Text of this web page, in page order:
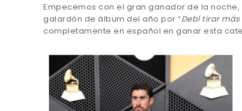
Empecemos con el gran ganador de la
galardón de álbum del año por “Debí tirar
completamente en español en ganar esta